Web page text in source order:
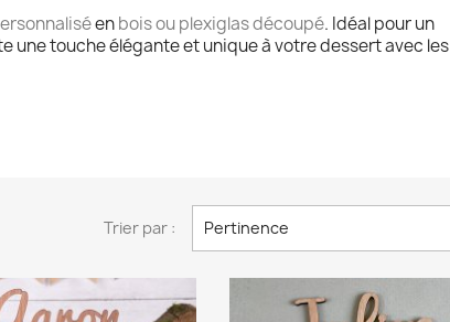
enbois ou plexiglas découpé. Idéal pour un
une touche élégante et unique à votre dessert avec les
Trier par : Pertinence